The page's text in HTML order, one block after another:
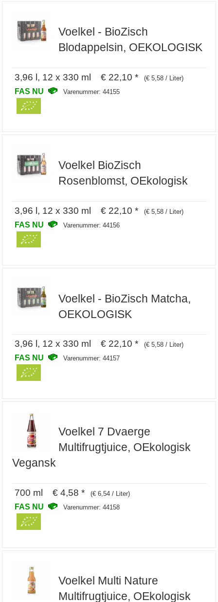
Voelkel - BioZisch
Blodappelsin, OEKOLOGISK
3,96 l, 12 x 330 ml € 22,10 * (€ 5,58 / Liter)
FAS NU Varenummer: 44155
Voelkel BioZisch
Rosenblomst, OEkologisk
3,96 l, 12 x 330 ml € 22,10 * (€ 5,58 / Liter)
FAS NU Varenummer: 44156
Voelkel - BioZisch Matcha,
OEKOLOGISK
3,96 l, 12 x 330 ml € 22,10 * (€ 5,58 / Liter)
FAS NU Varenummer: 44157
Voelkel 7 Dvaerge
Multifrugtjuice, OEkologisk
Vegansk
700 ml € 4,58 * (€ 6,54 / Liter)
FAS NU Varenummer: 44158
Voelkel Multi Nature
Multifrugtjuice, OEkologisk